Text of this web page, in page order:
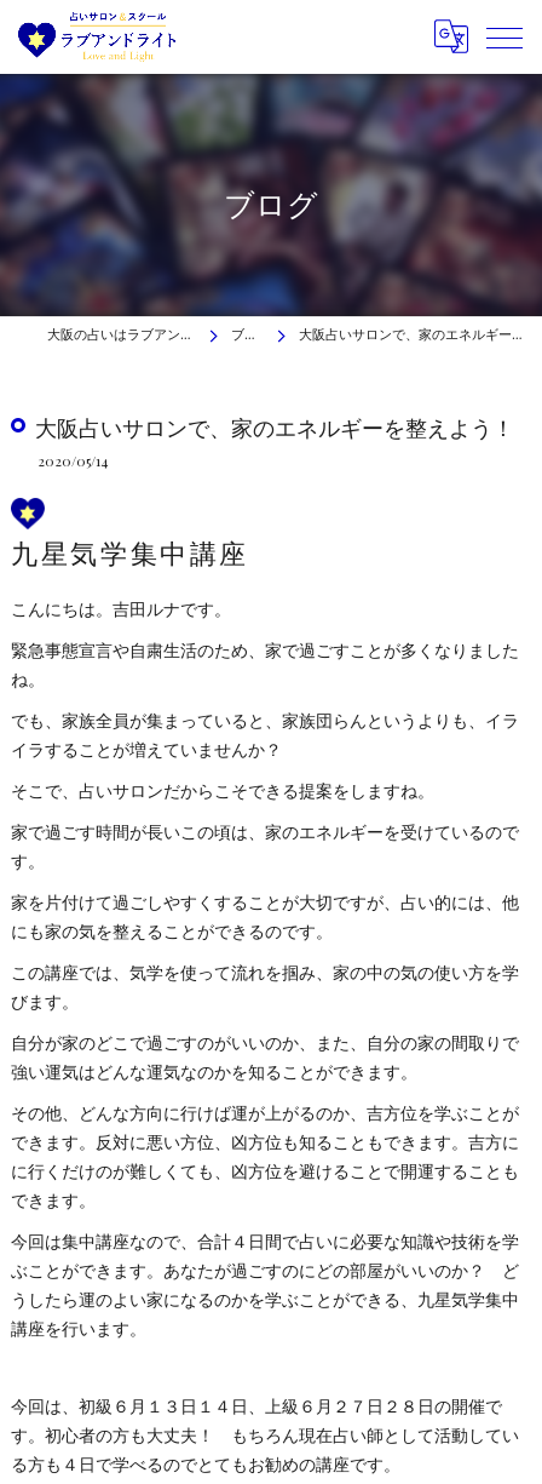
ブログ
大阪の占いはラブアンドライト ブログ 大阪占いサロンで、家のエネルギーを整えよう！
大阪占いサロンで、家のエネルギーを整えよう！
2020/05/14
九星気学集中講座
こんにちは。吉田ルナです。
緊急事態宣言や自粛生活のため、家で過ごすことが多くなりました
ね。
でも、家族全員が集まっていると、家族団らんというよりも、イラ
イラすることが増えていませんか？
そこで、占いサロンだからこそできる提案をしますね。
家で過ごす時間が長いこの頃は、家のエネルギーを受けているので
す。
家を片付けて過ごしやすくすることが大切ですが、占い的には、他
にも家の気を整えることができるのです。
この講座では、気学を使って流れを掴み、家の中の気の使い方を学
びます。
自分が家のどこで過ごすのがいいのか、また、自分の家の間取りで
強い運気はどんな運気なのかを知ることができます。
その他、どんな方向に行けば運が上がるのか、吉方位を学ぶことが
できます。反対に悪い方位、凶方位も知ることもできます。吉方に
に行くだけのが難しくても、凶方位を避けることで開運することも
できます。
今回は集中講座なので、合計４日間で占いに必要な知識や技術を学
ぶことができます。あなたが過ごすのにどの部屋がいいのか？ ど
うしたら運のよい家になるのかを学ぶことができる、九星気学集中
講座を行います。
今回は、初級６月１３日１４日、上級６月２７日２８日の開催で
す。初心者の方も大丈夫！ もちろん現在占い師として活動してい
る方も４日で学べるのでとてもお勧めの講座です。